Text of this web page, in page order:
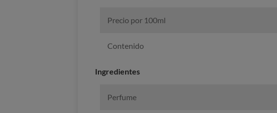
Precio por 100ml
Contenido
Ingredientes
Perfume